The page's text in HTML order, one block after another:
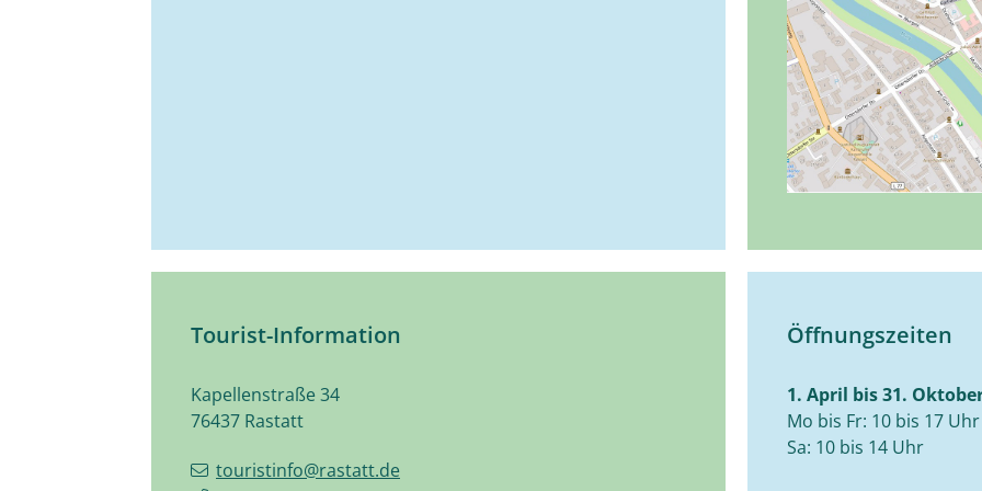
Tourist-Information
Kapellenstraße 34
76437 Rastatt
touristinfo@rastatt.de
Öffnungszeiten
1. April bis 31.
Mo bis Fr: 10 bis 17 Uhr
Sa: 10 bis 14 Uhr